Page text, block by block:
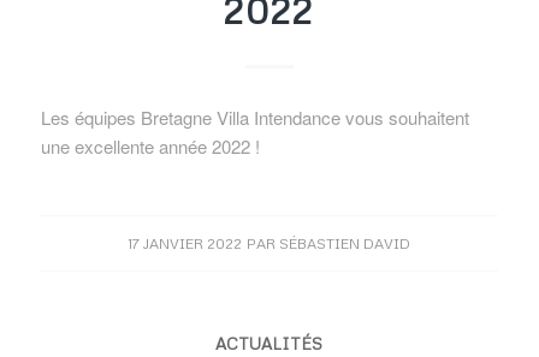
2022
Les équipes Bretagne Villa Intendance vous souhaitent
une excellente année 2022 !
17 JANVIER 2022 PAR SÉBASTIEN DAVID
ACTUALITÉS